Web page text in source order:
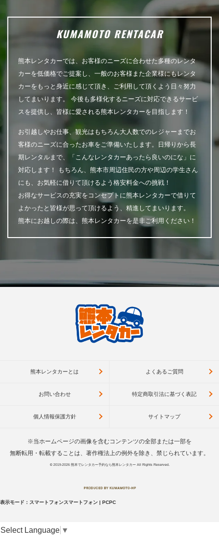
KUMAMOTO RENTACAR
熊本レンタカーでは、お客様のニーズに合わせた多種のレンタ
カーを低価格でご提案し、一般のお客様また企業様にもレンタ
カーをもっと身近に感じて頂き、ご利用して頂くよう日々努力
してまいります。 今後も多様化するニーズに対応できるサービ
スを提供し、皆様に愛される熊本レンタカーを目指します！
お引越しやお仕事、観光はもちろん大人数でのレジャーまでお
客様のニーズに合ったお車をご準備いたします。日帰りから長
期レンタルまで、「こんなレンタカーあったら良いのにな」に
対応します！ もちろん、熊本市周辺住民の方や周辺の学生さん
にも、お気軽に借りて頂けるよう格安料金への挑戦！
お得なサービスの充実をコンセプトに熊本レンタカーで借りて
よかったと皆様が思って頂けるよう、精進してまいります。
熊本にお越しの際は、熊本レンタカーを是非ご利用ください！
熊本レンタカーとは よくあるご質問
お問い合わせ 特定商取引法に基づく表記
個人情報保護方針 サイトマップ
※当ホームページの画像を含むコンテンツの全部または一部を
無断転用・転載することは、著作権法上の例外を除き、禁じられています。
© 2019-2026 熊本でレンタカー予約なら熊本レンタカーAll Rights Reserved.
表示モード： スマートフォンスマートフォン | PCPC
Select Language ▼